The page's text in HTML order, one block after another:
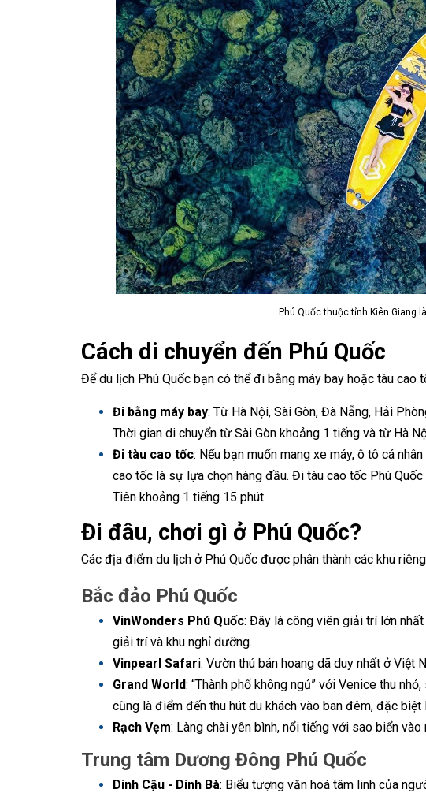
Phú Quốc thuộc tỉnh Kiên Giang
Cách di chuyển đến Phú Quốc
Để du lịch Phú Quốc bạn có thể đi bằng máy bay hoặc tàu cao
Đi bằng máy bay: Từ Hà Nội, Sài Gòn, Đà Nẵng, Hải
Thời gian di chuyển từ Sài Gòn khoảng 1 tiếng và từ Hà
Đi tàu cao tốc: Nếu bạn muốn mang xe máy, ô tô cá
cao tốc là sự lựa chọn hàng đầu. Đi tàu cao tốc Phú
Tiên khoảng 1 tiếng 15 phút.
Đi đâu, chơi gì ở Phú Quốc?
Các địa điểm du lịch ở Phú Quốc được phân thành các khu
Bắc đảo Phú Quốc
VinWonders Phú Quốc: Đây là công viên giải trí lớn
giải trí và khu nghỉ dưỡng.
Vinpearl Safari: Vườn thú bán hoang dã duy nhất ở Việt
Grand World: “Thành phố không ngủ” với Venice thu
cũng là điểm đến thu hút du khách vào ban đêm, đặc
Rạch Vẹm: Làng chài yên bình, nổi tiếng với sao biển vào
Trung tâm Dương Đông Phú Quốc
Dinh Cậu - Dinh Bà: Biểu tượng văn hoá tâm linh của